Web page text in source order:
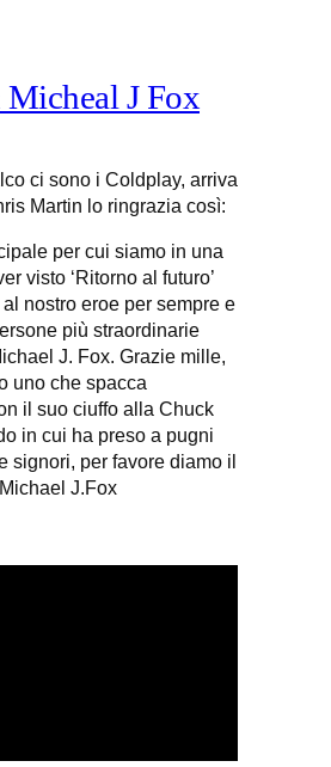
J Fox
ci sono i Coldplay, arriva
Martin lo ringrazia così:
per cui siamo in una
visto ‘Ritorno al futuro’
nostro eroe per sempre e
più straordinarie
J. Fox. Grazie mille,
uno che spacca
il suo ciuffo alla Chuck
in cui ha preso a pugni
signori, per favore diamo il
J.Fox